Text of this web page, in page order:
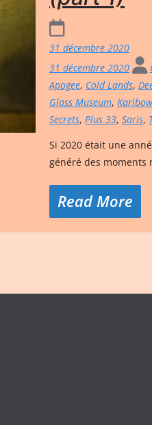
31 décembre 2020
31 décembre 2020
Apogee, Cold Lands,
Glass Museum, Karibow
Secrets, Plus 33, Saris,
Si 2020 était une
généré des moments
Read More